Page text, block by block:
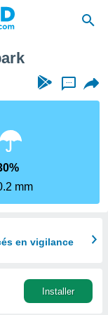
...
mm
en vigilance
Installer